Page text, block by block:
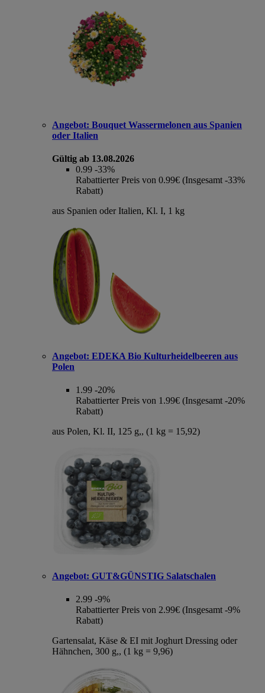
Angebot: Bouquet Wassermelonen aus Spanien
oder Italien
Gültig ab 13.08.2026
0.99 -33%
Rabattierter Preis von 0.99€ (Insgesamt -33%
Rabatt)
aus Spanien oder Italien, Kl. I, 1 kg
Angebot: EDEKA Bio Kulturheidelbeeren aus
Polen
1.99 -20%
Rabattierter Preis von 1.99€ (Insgesamt -20%
Rabatt)
aus Polen, Kl. II, 125 g,, (1 kg = 15,92)
Angebot: GUT&GÜNSTIG Salatschalen
2.99 -9%
Rabattierter Preis von 2.99€ (Insgesamt -9%
Rabatt)
Gartensalat, Käse & EI mit Joghurt Dressing oder
Hähnchen, 300 g,, (1 kg = 9,96)